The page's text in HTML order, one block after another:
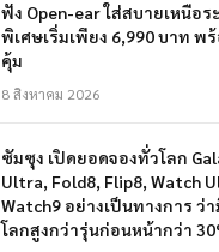
ฟัง Open-ear ใส่สบายเหนือร
พิเศษเริ่มเพียง 6,990 บาท พ
คุ้ม
8 สิงหาคม 2026
ซัมซุง เปิดยอดจองทั่วโลก
Ultra, Fold8, Flip8, Watch
Watch9 อย่างเป็นทางการ ว่
โลกสูงกว่ารุ่นก่อนหน้ากว่า